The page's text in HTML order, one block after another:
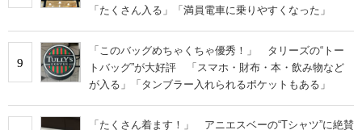
「たくさん入る」「満員電車に乗りやすくなった」
9
「このバッグめちゃくちゃ優秀！」 タリーズの“トー
トバッグ”が大好評 「スマホ・財布・本・飲み物など
が入る」「タンブラー入れられるポケットもある」
「たくさん着ます！」 アニエスベーの“Tシャツ”に絶賛